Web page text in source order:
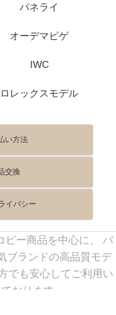
パネライ
オーデマピゲ
IWC
ロレックスモデル
い方法
交換
イバシー
ピー商品を中心に、 バ
ブランドの高品質モデ
でも安心してご利用い
おります。